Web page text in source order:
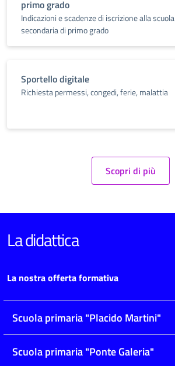
primo grado
Indicazioni e scadenze di iscrizione alla scuola
secondaria di primo grado
Sportello digitale
Richiesta permessi, congedi, ferie, malattia
Scopri di più
La didattica
La nostra offerta formativa
Scuola primaria "Placido Martini"
Scuola primaria "Ponte Galeria"